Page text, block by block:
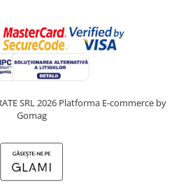
SRL 2026 Platforma E-commerce by
Gomag